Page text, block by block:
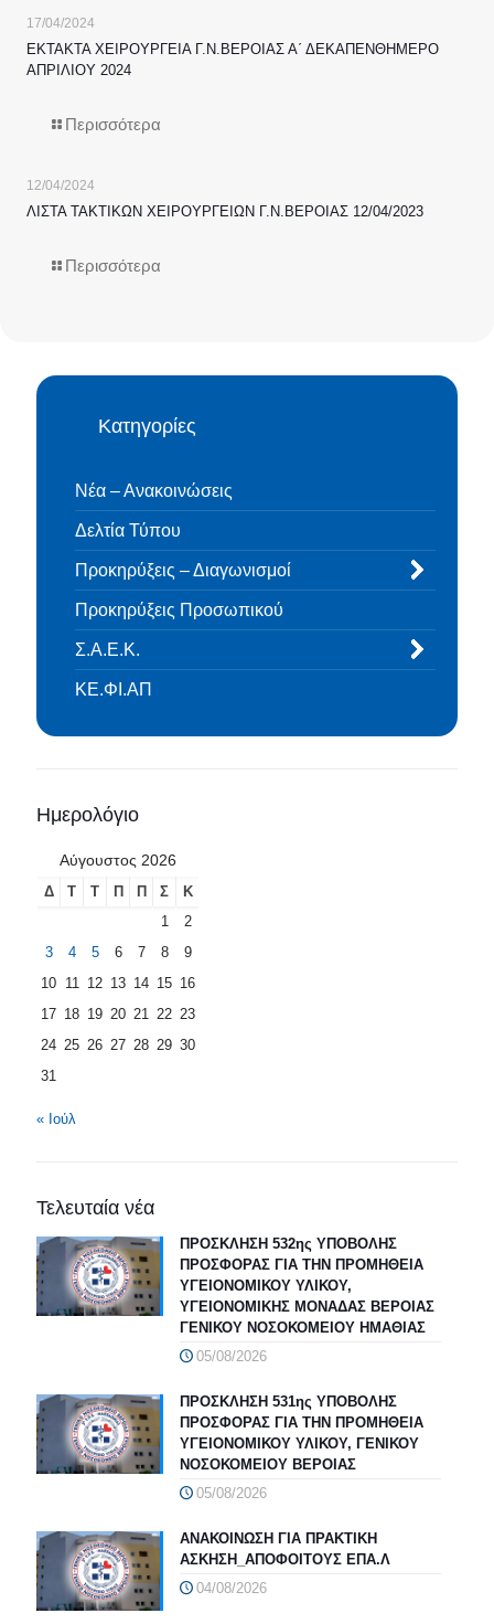
17/04/2024
ΕΚΤΑΚΤΑ ΧΕΙΡΟΥΡΓΕΙΑ Γ.Ν.ΒΕΡΟΙΑΣ Α΄ ΔΕΚΑΠΕΝΘΗΜΕΡΟ
ΑΠΡΙΛΙΟΥ 2024
Περισσότερα
12/04/2024
ΛΙΣΤΑ ΤΑΚΤΙΚΩΝ ΧΕΙΡΟΥΡΓΕΙΩΝ Γ.Ν.ΒΕΡΟΙΑΣ 12/04/2023
Περισσότερα
Κατηγορίες
Νέα – Ανακοινώσεις
Δελτία Τύπου
Προκηρύξεις – Διαγωνισμοί
Προκηρύξεις Προσωπικού
Σ.Α.Ε.Κ.
ΚΕ.ΦΙ.ΑΠ
Ημερολόγιο
Αύγουστος 2026
Δ Τ Τ Π Π Σ
Κ
1
2
3
4 5 6 7 8
9
10 11 12 13 14 15 16
17 18 19 20 21 22 23
24 25 26 27 28 29 30
31
« Ιούλ
Τελευταία νέα
ΠΡΟΣΚΛΗΣΗ 532ης ΥΠΟΒΟΛΗΣ
ΠΡΟΣΦΟΡΑΣ ΓΙΑ ΤΗΝ ΠΡΟΜΗΘΕΙΑ
ΥΓΕΙΟΝΟΜΙΚΟΥ ΥΛΙΚΟΥ,
ΥΓΕΙΟΝΟΜΙΚΗΣ ΜΟΝΑΔΑΣ ΒΕΡΟΙΑΣ
ΓΕΝΙΚΟΥ ΝΟΣΟΚΟΜΕΙΟΥ ΗΜΑΘΙΑΣ
05/08/2026
ΠΡΟΣΚΛΗΣΗ 531ης ΥΠΟΒΟΛΗΣ
ΠΡΟΣΦΟΡΑΣ ΓΙΑ ΤΗΝ ΠΡΟΜΗΘΕΙΑ
ΥΓΕΙΟΝΟΜΙΚΟΥ ΥΛΙΚΟΥ, ΓΕΝΙΚΟΥ
ΝΟΣΟΚΟΜΕΙΟΥ ΒΕΡΟΙΑΣ
05/08/2026
ΑΝΑΚΟΙΝΩΣΗ ΓΙΑ ΠΡΑΚΤΙΚΗ
ΑΣΚΗΣΗ_ΑΠΟΦΟΙΤΟΥΣ ΕΠΑ.Λ
04/08/2026